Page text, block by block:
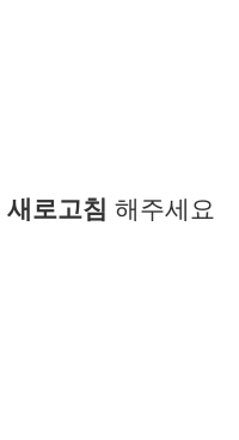
새로고침 해주세요